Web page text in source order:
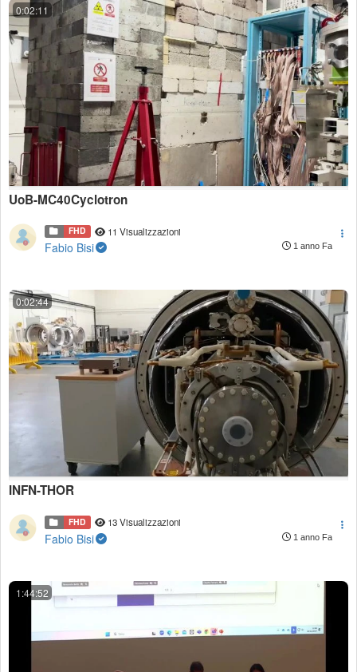
0:02:11
UoB-MC40Cyclotron
FHD 11 Visualizzazioni
Fabio Bisi 1 anno Fa
0:02:44
INFN-THOR
FHD 13 Visualizzazioni
Fabio Bisi 1 anno Fa
1:44:52